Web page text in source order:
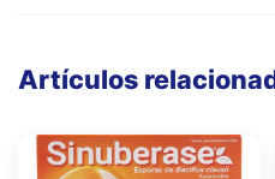
Artículos